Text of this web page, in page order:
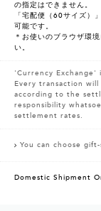
の指定はできません。
「宅配便（60サイズ）
可能です。
＊お使いのブラウザ環
い。
'Currency
Every transaction
according to the
responsibility
settlement rates.
You can choose
Domestic Shipment